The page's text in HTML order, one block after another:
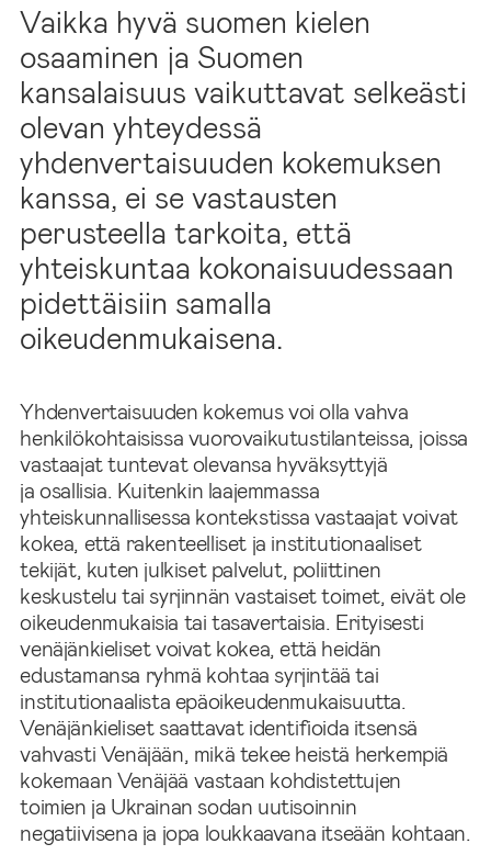
Vaikka hyvä suomen kielen
osaaminen ja Suomen
kansalaisuus vaikuttavat selkeästi
olevan yhteydessä
yhdenvertaisuuden kokemuksen
kanssa, ei se vastausten
perusteella tarkoita, että
yhteiskuntaa kokonaisuudessaan
pidettäisiin samalla
oikeudenmukaisena.
Yhdenvertaisuuden kokemus voi olla vahva
henkilökohtaisissa vuorovaikutustilanteissa, joissa
vastaajat tuntevat olevansa hyväksyttyjä
ja osallisia. Kuitenkin laajemmassa
yhteiskunnallisessa kontekstissa vastaajat voivat
kokea, että rakenteelliset ja institutionaaliset
tekijät, kuten julkiset palvelut, poliittinen
keskustelu tai syrjinnän vastaiset toimet, eivät ole
oikeudenmukaisia tai tasavertaisia. Erityisesti
venäjänkieliset voivat kokea, että heidän
edustamansa ryhmä kohtaa syrjintää tai
institutionaalista epäoikeudenmukaisuutta.
Venäjänkieliset saattavat identifioida itsensä
vahvasti Venäjään, mikä tekee heistä herkempiä
kokemaan Venäjää vastaan kohdistettujen
toimien ja Ukrainan sodan uutisoinnin
negatiivisena ja jopa loukkaavana itseään kohtaan.